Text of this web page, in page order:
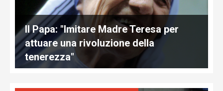
Il Papa: "Imitare Madre Teresa per
attuare una rivoluzione della
tenerezza"